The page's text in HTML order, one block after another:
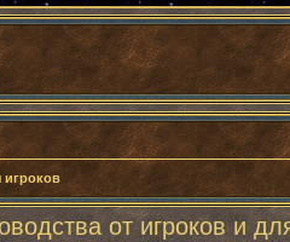
игроков
от игроков и